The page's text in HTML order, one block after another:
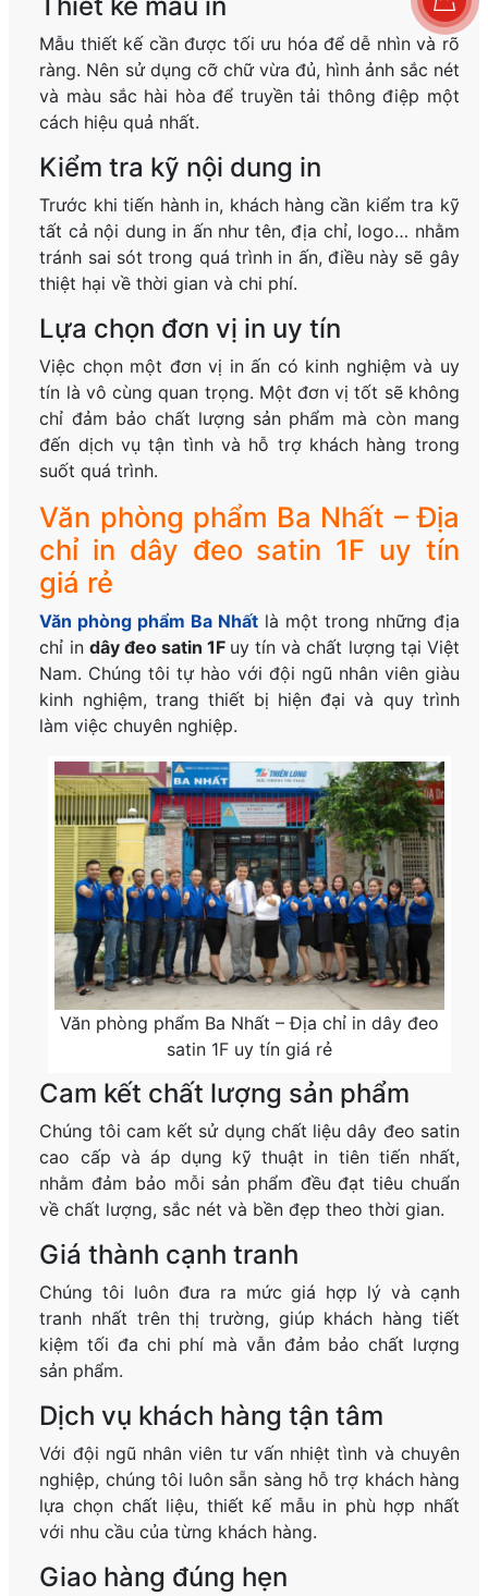
Thiết kế mẫu in
Mẫu thiết kế cần được tối ưu hóa để dễ nhìn và rõ
ràng. Nên sử dụng cỡ chữ vừa đủ, hình ảnh sắc nét
và màu sắc hài hòa để truyền tải thông điệp một
cách hiệu quả nhất.
Kiểm tra kỹ nội dung in
Trước khi tiến hành in, khách hàng cần kiểm tra kỹ
tất cả nội dung in ấn như tên, địa chỉ, logo… nhằm
tránh sai sót trong quá trình in ấn, điều này sẽ gây
thiệt hại về thời gian và chi phí.
Lựa chọn đơn vị in uy tín
Việc chọn một đơn vị in ấn có kinh nghiệm và uy
tín là vô cùng quan trọng. Một đơn vị tốt sẽ không
chỉ đảm bảo chất lượng sản phẩm mà còn mang
đến dịch vụ tận tình và hỗ trợ khách hàng trong
suốt quá trình.
Văn phòng phẩm Ba Nhất – Địa
chỉ in dây đeo satin 1F uy tín
giá rẻ
Văn phòng phẩm Ba Nhất là một trong những địa
chỉ in dây đeo satin 1F uy tín và chất lượng tại Việt
Nam. Chúng tôi tự hào với đội ngũ nhân viên giàu
kinh nghiệm, trang thiết bị hiện đại và quy trình
làm việc chuyên nghiệp.
Văn phòng phẩm Ba Nhất – Địa chỉ in dây đeo
satin 1F uy tín giá rẻ
Cam kết chất lượng sản phẩm
Chúng tôi cam kết sử dụng chất liệu dây đeo satin
cao cấp và áp dụng kỹ thuật in tiên tiến nhất,
nhằm đảm bảo mỗi sản phẩm đều đạt tiêu chuẩn
về chất lượng, sắc nét và bền đẹp theo thời gian.
Giá thành cạnh tranh
Chúng tôi luôn đưa ra mức giá hợp lý và cạnh
tranh nhất trên thị trường, giúp khách hàng tiết
kiệm tối đa chi phí mà vẫn đảm bảo chất lượng
sản phẩm.
Dịch vụ khách hàng tận tâm
Với đội ngũ nhân viên tư vấn nhiệt tình và chuyên
nghiệp, chúng tôi luôn sẵn sàng hỗ trợ khách hàng
lựa chọn chất liệu, thiết kế mẫu in phù hợp nhất
với nhu cầu của từng khách hàng.
Giao hàng đúng hẹn